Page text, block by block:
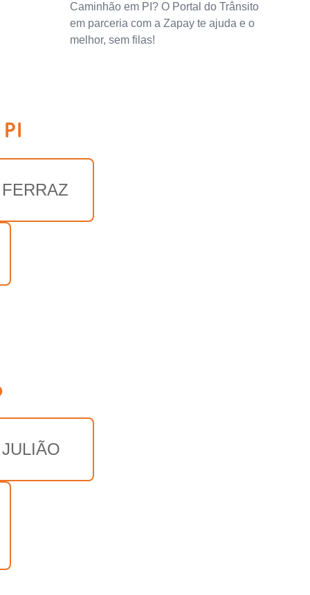
Caminhão em PI? O Portal do Trânsito
em parceria com a Zapay te ajuda e o
melhor, sem filas!